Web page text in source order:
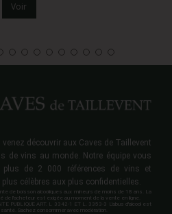
Voir
découvrir aux Caves de Taillevent
de vins au monde. Notre équipe vous
plus de 2 000 références de vins et
célèbres aux plus confidentielles.
de boisson alcooliques aux mineurs de moins de 18 ans. La
de l'acheteur est exigée au moment de la vente en ligne.
PUBLIQUE ART. L 3342-1 ET L. 3353-3 L'abus d'alcool est
santé. Sachez consommer avec modération.